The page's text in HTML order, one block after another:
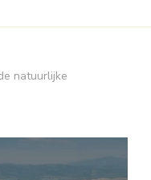
natuurlijke